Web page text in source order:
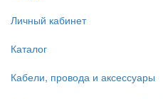
Личный кабинет
Каталог
Кабели, провода и аксессуары